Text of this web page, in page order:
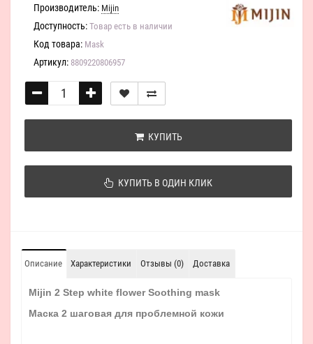
Производитель: Mijin
Доступность: Товар есть в наличии
Код товара: Mask
Артикул: 8809220806957
КУПИТЬ
КУПИТЬ В ОДИН КЛИК
Описание Характеристики Отзывы (0) Доставка
Mijin 2 Step white flower Soothing mask
Маска 2 шаговая для проблемной кожи